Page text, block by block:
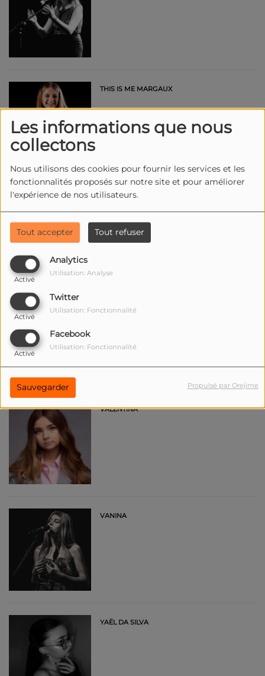
Les informations que nous
collectons
Nous utilisons des cookies pour fournir les services et les
fonctionnalités proposés sur notre site et pour améliorer
l'expérience de nos utilisateurs.
Tout accepter Tout refuser
Analytics
Activé
Utilisation: Analyse
Twitter
Activé
Utilisation: Fonctionnalité
Facebook
Activé
Utilisation: Fonctionnalité
Sauvegarder Propulsé par Orejime
THIS IS ME MARGAUX
TIARA LEGIER
VALENTINA
VANINA
YAËL DA SILVA